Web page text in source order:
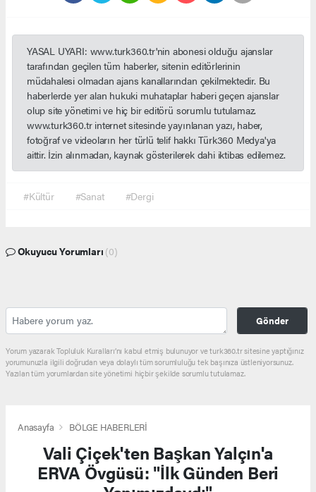
YASAL UYARI: www.turk360.tr'nin abonesi olduğu ajanslar
tarafından geçilen tüm haberler, sitenin editörlerinin
müdahalesi olmadan ajans kanallarından çekilmektedir. Bu
haberlerde yer alan hukuki muhataplar haberi geçen ajanslar
olup site yönetimi ve hiç bir editörü sorumlu tutulamaz.
www.turk360.tr internet sitesinde yayınlanan yazı, haber,
fotoğraf ve videoların her türlü telif hakkı Türk360 Medya'ya
aittir. İzin alınmadan, kaynak gösterilerek dahi iktibas edilemez.
#Kültür #Sanat #Dergi
Okuyucu Yorumları (0)
Gönder
Yorum yazarak Topluluk Kuralları’nı kabul etmiş bulunuyor ve turk360.tr sitesine yaptığınız
yorumunuzla ilgili doğrudan veya dolaylı tüm sorumluluğu tek başınıza üstleniyorsunuz.
Yazılan tüm yorumlardan site yönetimi hiçbir şekilde sorumlu tutulamaz.
Anasayfa BÖLGE HABERLERİ
Vali Çiçek'ten Başkan Yalçın'a
ERVA Övgüsü: "İlk Günden Beri